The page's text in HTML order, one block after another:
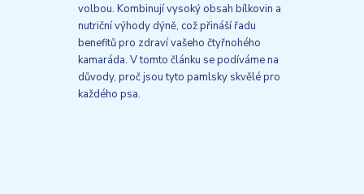
volbou. Kombinují vysoký obsah bílkovin a
nutriční výhody dýně, což přináší řadu
benefitů pro zdraví vašeho čtyřnohého
kamaráda. V tomto článku se podíváme na
důvody, proč jsou tyto pamlsky skvělé pro
každého psa.